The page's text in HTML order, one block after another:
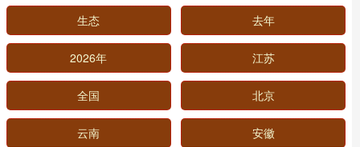
生态 去年
2026年 江苏
全国 北京
云南 安徽